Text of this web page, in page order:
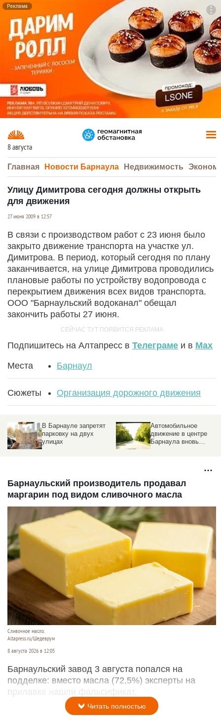
Реклама
8 августа
Главная Новости Барнаула Недвижимость
Улицу Димитрова сегодня должны открыть
для движения
27 июня 2009 в 12:57
В связи с производством работ с 23 июня было
закрыто движение транспорта на участке ул.
Димитрова. В период, который сегодня по плану
заканчивается, на улице Димитрова проводились
плановые работы по устройству водопровода с
перекрытием движения всех видов транспорта.
ООО "Барнаульский водоканал" обещал
закончить работы 27 июня.
Подпишитесь на Алтапресс в Телеграме и в Max
Места Барнаул
Сюжеты Организация дорожного движения
В Барнауле запретят
парковку на двух
улицах
Автомобильное
движение в центре
Барнаула вновь
Барнаульский производитель продавал
маргарин под видом сливочного масла
Сливочное масло.
Altapress.ru/Шедеврум
8 августа 2026 в 12:05
Барнаульский завод 3 августа попался на
подделке: вместо масла (72,5%) эксперты на
прилавке нашли фальсификат.
Читать полностью